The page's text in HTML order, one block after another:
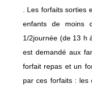
. Les forfaits sorties
enfants de
1/2journée (de 13 h
est demandé aux
forfait repas et un
par ces forfaits : les